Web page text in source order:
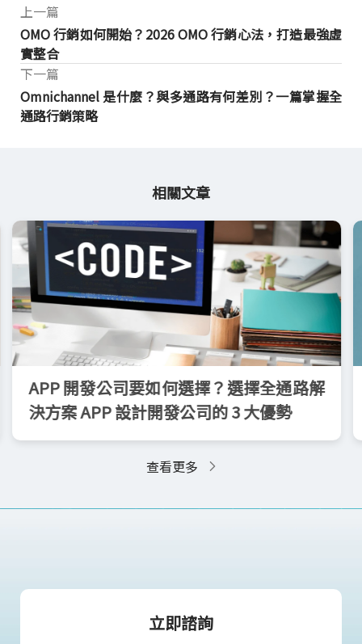
上一篇
OMO 行銷如何開始？2026 OMO 行銷心法，打造最強虛
實整合
Omnichannel 是什麼？與多通路有何差別？一篇掌握全
通路行銷策略
下一篇
相關文章
APP 開發公司要如何選擇？選擇全通路解
決方案 APP 設計開發公司的 3 大優勢
查看更多
立即諮詢